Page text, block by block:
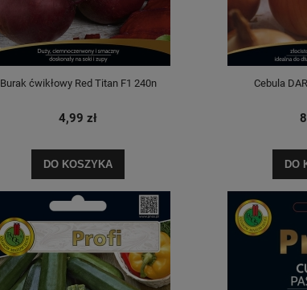
Burak ćwikłowy Red Titan F1 240n
4,99 zł
DO KOSZYKA
Cebula
DO